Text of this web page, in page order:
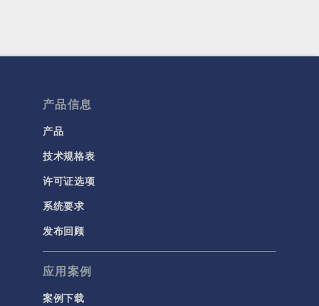
产品信息
产品
技术规格表
许可证选项
系统要求
发布回顾
应用案例
案例下载